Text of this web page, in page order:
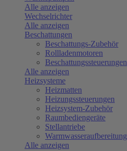
Alle anzeigen
Wechselrichter
Alle anzeigen
Beschattungen
Beschattungs-Zubehör
Rollladenmotoren
Beschattungssteuerungen
Alle anzeigen
Heizsysteme
Heizmatten
Heizungssteuerungen
Heizsystem-Zubehör
Raumbediengeräte
Stellantriebe
Warmwasseraufbereitung
Alle anzeigen